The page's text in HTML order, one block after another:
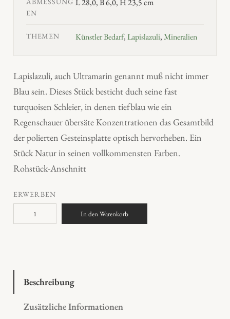
EN
L 28,0, B 6,0, H 23,5 cm
THEMEN Künstler Bedarf,Lapislazuli,Mineralien
Lapislazuli, auch Ultramarin genannt muß nicht immer
Blau sein. Dieses Stück besticht duch seine fast
turquoisen Schleier, in denen tiefblau wie ein
Regenschauer übersäte Konzentrationen das Gesamtbild
der polierten Gesteinsplatte optisch hervorheben. Ein
Stück Natur in seinen vollkommensten Farben.
Rohstück-Anschnitt
ERWERBEN
a
s
a
In den Warenkorb
Beschreibung
Zusätzliche Informationen